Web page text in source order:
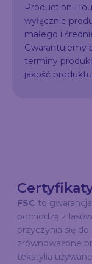
Production
wyłącznie
małego i
Gwarantujemy
terminy
jakość produktu
FSC to
pochodzą z
przyczynia się
zrównoważone
tekstylia